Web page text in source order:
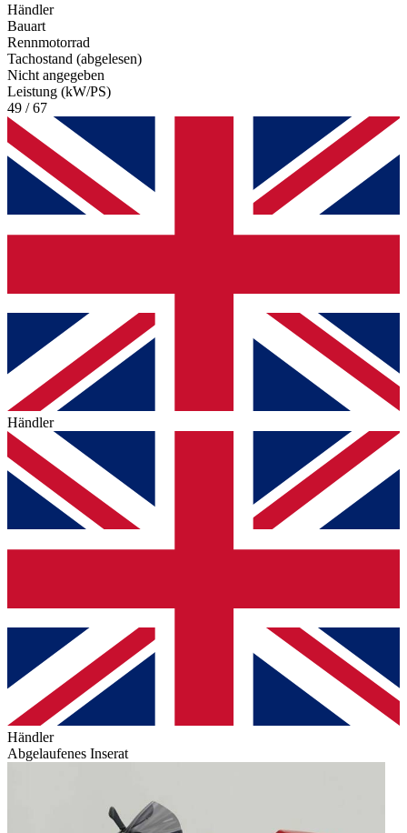
Händler
Bauart
Rennmotorrad
Tachostand (abgelesen)
Nicht angegeben
Leistung (kW/PS)
49 / 67
Händler
Händler
Abgelaufenes Inserat